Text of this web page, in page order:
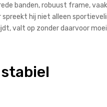
banden, robuust frame,
hij niet alleen
valt op zonder daarvoor